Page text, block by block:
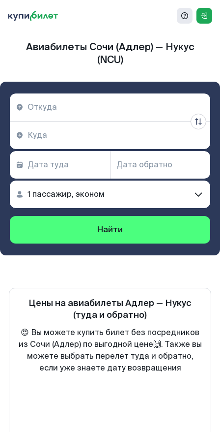
Авиабилеты Сочи (Адлер) — Нукус
(NCU)
Найти
Цены на авиабилеты Адлер — Нукус
(туда и обратно)
😍 Вы можете купить билет без посредников
из Сочи (Адлер) по выгодной цене🙌. Также вы
можете выбрать перелет туда и обратно,
если уже знаете дату возвращения